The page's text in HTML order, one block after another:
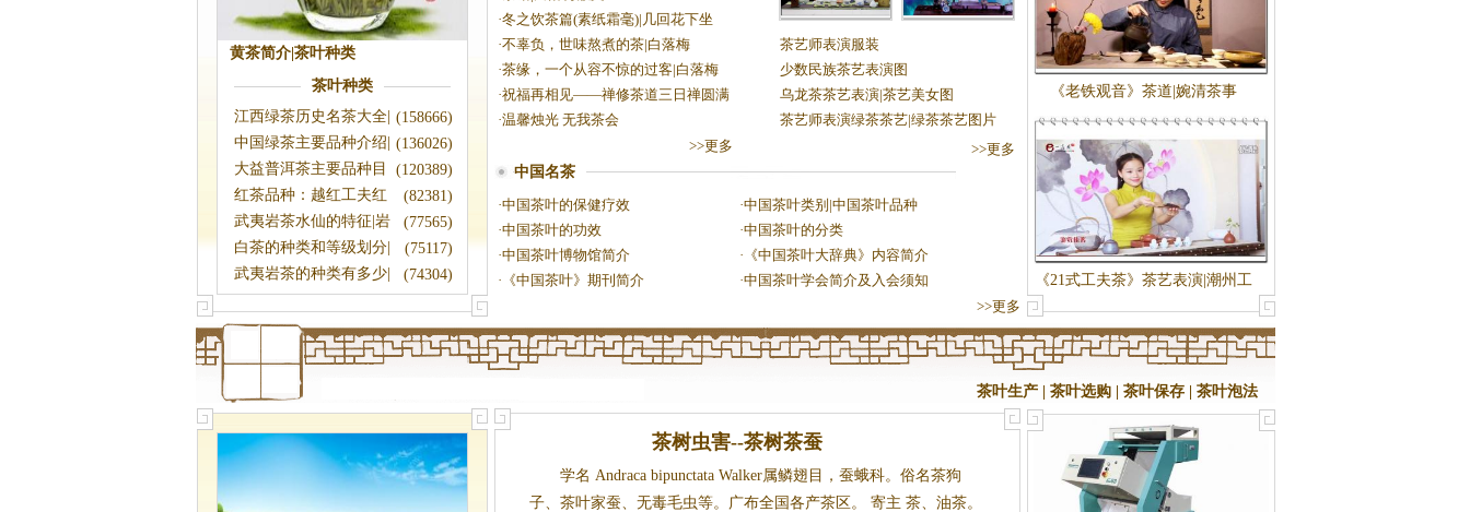
黄茶简介|茶叶种类
茶叶种类
(158666)
江西绿茶历史名茶大全|
江西绿茶有
(136026)
中国绿茶主要品种介绍|
绿茶种类
(120389)
大益普洱茶主要品种目
录|大益普洱
(82381)
红茶品种：越红工夫红
茶|红茶种类
(77565)
武夷岩茶水仙的特征|岩
茶品种
(75117)
白茶的种类和等级划分|
白茶有哪些
(74304)
武夷岩茶的种类有多少|
岩茶品种
·冬之饮茶篇(素纸霜毫)|几回花下坐
·不辜负，世味熬煮的茶|白落梅
·茶缘，一个从容不惊的过客|白落梅
·祝福再相见——禅修茶道三日禅圆满
·温馨烛光 无我茶会
>>更多
频|黄茶茶艺盖碗
泡法
师职业技能大赛
茶艺师表演服装
少数民族茶艺表演图
乌龙茶茶艺表演|茶艺美女图
茶艺师表演绿茶茶艺|绿茶茶艺图片
>>更多
中国名茶
·中国茶叶的保健疗效 ·中国茶叶类别|中国茶叶品种
·中国茶叶的功效 ·中国茶叶的分类
·中国茶叶博物馆简介 · 《中国茶叶大辞典》内容简介
· 《中国茶叶》期刊简介 ·中国茶叶学会简介及入会须知
>>更多
《老铁观音》茶道|婉清茶事
《21式工夫茶》茶艺表演|潮州工
茶叶生产| 茶叶选购| 茶叶保存| 茶叶泡法
茶树虫害--茶树茶蚕
学名 Andraca bipunctata Walker属鳞翅目，蚕蛾科。俗名茶狗
子、茶叶家蚕、无毒毛虫等。广布全国各产茶区。 寄主 茶、油茶。